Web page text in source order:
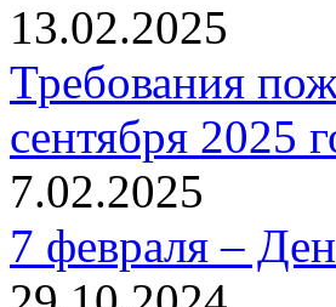
13.02.2025
Требования
сентября 2025
7.02.2025
7 февраля –